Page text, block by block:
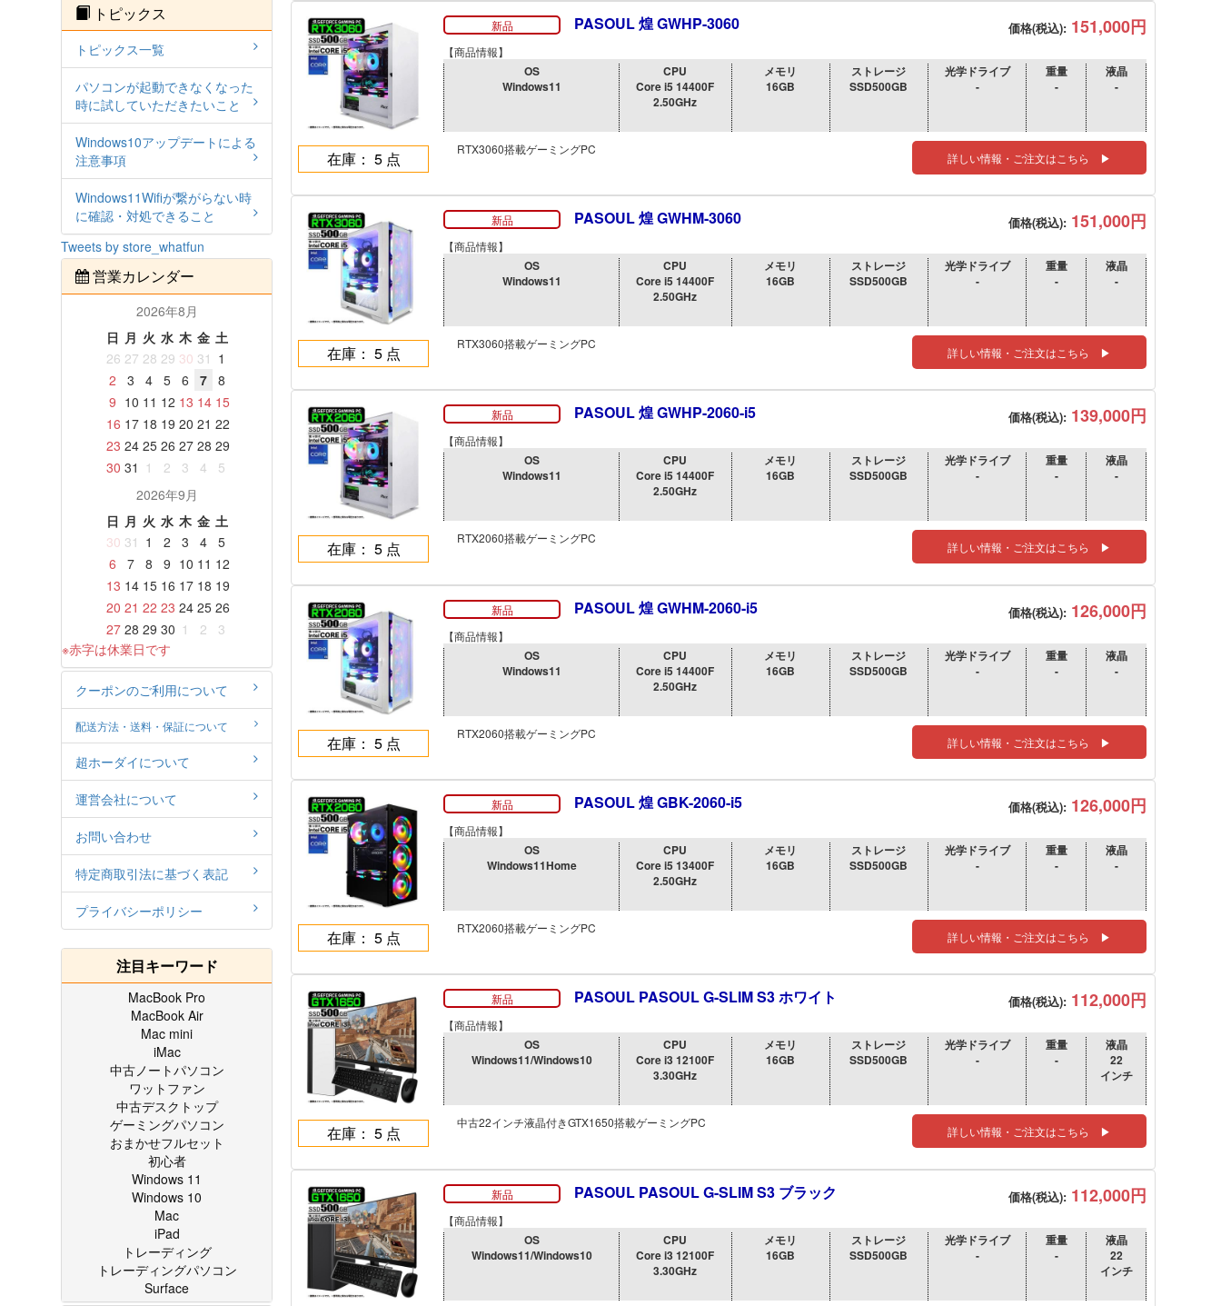
在庫： 5 点
新品 PASOUL 煌 GWHP-3060 価格(税込): 151,000円
【商品情報】
OS
Windows11
CPU
Core i5 14400F
2.50GHz
メモリ
16GB
ストレージ
SSD500GB
光学ドライブ
-
重量
-
液晶
-
RTX3060搭載ゲーミングPC
詳しい情報・ご注文はこちら ▶
在庫： 5 点
新品 PASOUL 煌 GWHM-3060 価格(税込): 151,000円
【商品情報】
OS
Windows11
CPU
Core i5 14400F
2.50GHz
メモリ
16GB
ストレージ
SSD500GB
光学ドライブ
-
重量
-
液晶
-
RTX3060搭載ゲーミングPC
詳しい情報・ご注文はこちら ▶
在庫： 5 点
新品 PASOUL 煌 GWHP-2060-i5 価格(税込): 139,000円
【商品情報】
OS
Windows11
CPU
Core i5 14400F
2.50GHz
メモリ
16GB
ストレージ
SSD500GB
光学ドライブ
-
重量
-
液晶
-
RTX2060搭載ゲーミングPC
詳しい情報・ご注文はこちら ▶
在庫： 5 点
新品 PASOUL 煌 GWHM-2060-i5 価格(税込): 126,000円
【商品情報】
OS
Windows11
CPU
Core i5 14400F
2.50GHz
メモリ
16GB
ストレージ
SSD500GB
光学ドライブ
-
重量
-
液晶
-
RTX2060搭載ゲーミングPC
詳しい情報・ご注文はこちら ▶
在庫： 5 点
新品 PASOUL 煌 GBK-2060-i5 価格(税込): 126,000円
【商品情報】
OS
Windows11Home
CPU
Core i5 13400F
2.50GHz
メモリ
16GB
ストレージ
SSD500GB
光学ドライブ
-
重量
-
液晶
-
RTX2060搭載ゲーミングPC
詳しい情報・ご注文はこちら ▶
在庫： 5 点
新品 PASOUL PASOUL G-SLIM S3 ホワイト 価格(税込): 112,000円
【商品情報】
OS
Windows11/Windows10
CPU
Core i3 12100F
3.30GHz
メモリ
16GB
ストレージ
SSD500GB
光学ドライブ
-
重量
-
液晶
22
インチ
中古22インチ液晶付きGTX1650搭載ゲーミングPC
詳しい情報・ご注文はこちら ▶
新品 PASOUL PASOUL G-SLIM S3 ブラック 価格(税込): 112,000円
【商品情報】
OS
Windows11/Windows10
CPU
Core i3 12100F
3.30GHz
メモリ
16GB
ストレージ
SSD500GB
光学ドライブ
-
重量
-
液晶
22
インチ
トピックス
トピックス一覧
パソコンが起動できなくなった
時に試していただきたいこと
Windows10アップデートによる
注意事項
Windows11Wifiが繋がらない時
に確認・対処できること
Tweets by store_whatfun
営業カレンダー
2026年8月
日 月 火 水 木 金 土
26 27 28 29 30 31 1
2
3 4 5 6 7
8
9 10 11 12 13 14 15
16 17 18 19 20 21 22
23 24 25 26 27 28 29
30 31 1 2 3 4
5
2026年9月
日 月 火 水 木 金 土
30 31 1 2 3 4
5
6
7 8 9 10 11 12
13 14 15 16 17 18 19
20 21 22 23 24 25 26
27 28 29 30 1 2
3
※赤字は休業日です
クーポンのご利用について
配送方法・送料・保証について
超ホーダイについて
運営会社について
お問い合わせ
特定商取引法に基づく表記
プライバシーポリシー
注目キーワード
MacBook Pro
MacBook Air
Mac mini
iMac
中古ノートパソコン
ワットファン
中古デスクトップ
ゲーミングパソコン
おまかせフルセット
初心者
Windows 11
Windows 10
Mac
iPad
トレーディング
トレーディングパソコン
Surface